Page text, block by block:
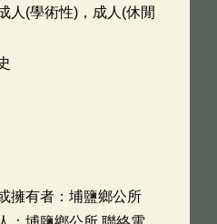
人(學術性)，成人(休閒
擁有者：埔鹽鄉公所